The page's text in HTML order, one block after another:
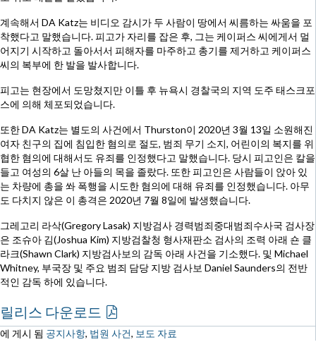
계속해서 DA Katz는 비디오 감시가 두 사람이 땅에서 씨름하는 싸움을 포
착했다고 말했습니다. 피고가 자리를 잡은 후, 그는 케이퍼스 씨에게서 멀
어지기 시작하고 돌아서서 피해자를 마주하고 총기를 제거하고 케이퍼스
씨의 복부에 한 발을 발사합니다.
피고는 현장에서 도망쳤지만 이틀 후 뉴욕시 경찰국의 지역 도주 태스크포
스에 의해 체포되었습니다.
또한 DA Katz는 별도의 사건에서 Thurston이 2020년 3월 13일 소원해진
여자 친구의 집에 침입한 혐의로 절도, 범죄 무기 소지, 어린이의 복지를 위
협한 혐의에 대해서도 유죄를 인정했다고 말했습니다. 당시 피고인은 칼을
들고 여성의 6살 난 아들의 목을 졸랐다. 또한 피고인은 사람들이 앉아 있
는 차량에 총을 쏴 폭행을 시도한 혐의에 대해 유죄를 인정했습니다. 아무
도 다치지 않은 이 총격은 2020년 7월 8일에 발생했습니다.
그레고리 라삭(Gregory Lasak) 지방검사 경력범죄중대범죄수사국 검사장
은 조슈아 김(Joshua Kim) 지방검찰청 형사재판소 검사의 조력 아래 숀 클
라크(Shawn Clark) 지방검사보의 감독 아래 사건을 기소했다. 및 Michael
Whitney, 부국장 및 주요 범죄 담당 지방 검사보 Daniel Saunders의 전반
적인 감독 하에 있습니다.
릴리스 다운로드
에 게시 됨 공지사항, 법원 사건, 보도 자료